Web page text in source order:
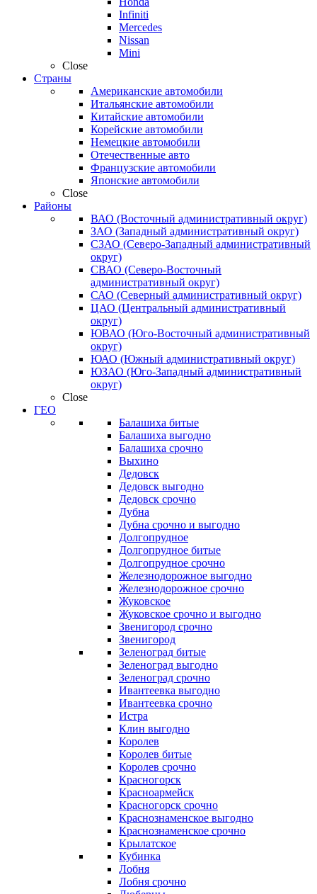
Infiniti
Mercedes
Nissan
Mini
Close
Страны
Американские автомобили
Итальянские автомобили
Китайские автомобили
Корейские автомобили
Немецкие автомобили
Отечественные авто
Французские автомобили
Японские автомобили
Close
Районы
ВАО (Восточный административный округ)
ЗАО (Западный административный округ)
СЗАО (Северо-Западный административный
округ)
СВАО (Северо-Восточный
административный округ)
САО (Северный административный округ)
ЦАО (Центральный административный
округ)
ЮВАО (Юго-Восточный административный
округ)
ЮАО (Южный административный округ)
ЮЗАО (Юго-Западный административный
округ)
Close
ГЕО
Балашиха битые
Балашиха выгодно
Балашиха срочно
Выхино
Дедовск
Дедовск выгодно
Дедовск срочно
Дубна
Дубна срочно и выгодно
Долгопрудное
Долгопрудное битые
Долгопрудное срочно
Железнодорожное выгодно
Железнодорожное срочно
Жуковское
Жуковское срочно и выгодно
Звенигород срочно
Звенигород
Зеленоград битые
Зеленоград выгодно
Зеленоград срочно
Ивантеевка выгодно
Ивантеевка срочно
Истра
Клин выгодно
Королев
Королев битые
Королев срочно
Красногорск
Красноармейск
Красногорск срочно
Краснознаменское выгодно
Краснознаменское срочно
Крылатское
Кубинка
Лобня
Лобня срочно